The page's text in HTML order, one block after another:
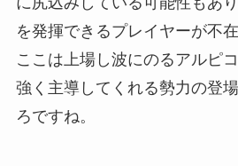
を発揮できるプレイヤーが不
ここは上場し波にのるアルピ
強く主導してくれる勢力の登
ろですね。